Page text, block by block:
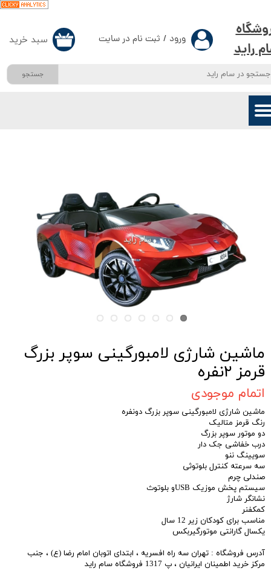
راید
جستجو
ورود / ثبت نام در سایت
حساب کاربری من
تغییر گذر واژه
سفارشات
خروج از حساب کاربری
سبد خرید
ماشین شارژی لامبورگینی سوپر بزرگ
قرمز ۲نفره
اتمام موجودی
ماشین شارژی لامبورگینی سوپر بزرگ دونفره
رنگ قرمز متالیک
دو موتور سوپر بزرگ
درب خفاشی جک دار
سویینگ ننو
سه سرعته کنترل بلوتوثی
صندلی چرم
سیستم پخش موزیک USBو بلوتوث
نشانگر شارژ
کمکفنر
مناسب برای کودکان زیر 12 سال
یکسال گارانتی موتورگیربکس
آدرس فروشگاه : تهران سه راه افسریه ، ابتدای اتوبان امام رضا (ع) ، جنب
مرکز خرید اطمینان ایرانیان ، پ 1317 فروشگاه سام راید